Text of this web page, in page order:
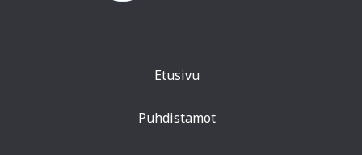
Etusivu
Puhdistamot